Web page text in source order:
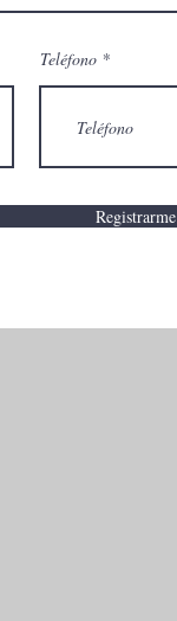
Teléfono
Registrarme